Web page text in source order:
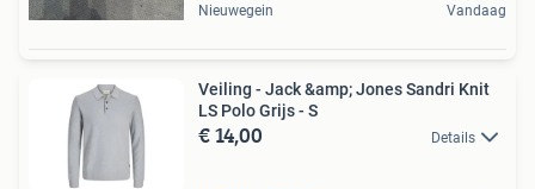
Nieuwegein Vandaag
Veiling - Jack &amp; Jones Sandri Knit
LS Polo Grijs - S
€ 14,00 Details